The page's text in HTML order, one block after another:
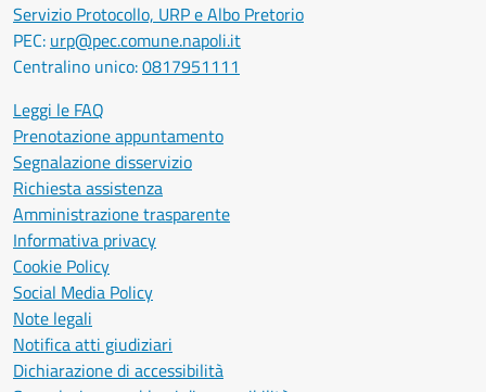
Servizio Protocollo, URP e Albo Pretorio
PEC: urp@pec.comune.napoli.it
Centralino unico:0817951111
Leggi le FAQ
Prenotazione appuntamento
Segnalazione disservizio
Richiesta assistenza
Amministrazione trasparente
Informativa privacy
Cookie Policy
Social Media Policy
Note legali
Notifica atti giudiziari
Dichiarazione di accessibilità